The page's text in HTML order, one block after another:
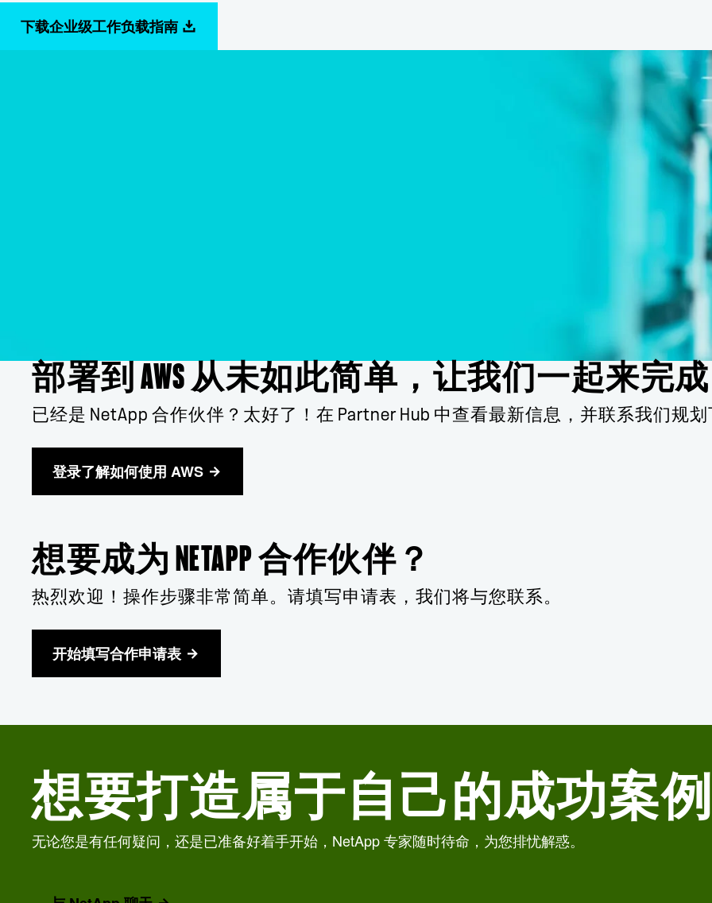
下载企业级工作负载指南
部署到 AWS 从未如此简单，让我们一起来完
已经是 NetApp 合作伙伴？太好了！在 Partner Hub 中查看最新信息，并联系我们规
登录了解如何使用 AWS
想要成为 NETAPP 合作伙伴？
热烈欢迎！操作步骤非常简单。请填写申请表，我们将与您联系。
开始填写合作申请表
想要打造属于自己的成功案
无论您是有任何疑问，还是已准备好着手开始，NetApp 专家随时待命，为您排忧解惑。